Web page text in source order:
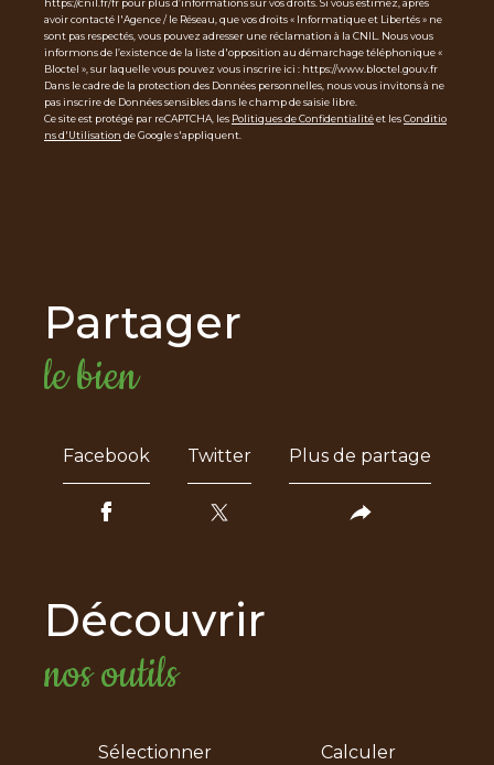
https://cnil.fr/fr pour plus d’informations sur vos droits. Si vous estimez, après
avoir contacté l'Agence / le Réseau, que vos droits « Informatique et Libertés » ne
sont pas respectés, vous pouvez adresser une réclamation à la CNIL. Nous vous
informons de l’existence de la liste d'opposition au démarchage téléphonique «
Bloctel », sur laquelle vous pouvez vous inscrire ici : https://www.bloctel.gouv.fr
Dans le cadre de la protection des Données personnelles, nous vous invitons à ne
pas inscrire de Données sensibles dans le champ de saisie libre.
Ce site est protégé par reCAPTCHA, les Politiques de Confidentialitéet lesConditio
ns d'Utilisation de Google s'appliquent.
partager
le bien
Facebook Twitter Plus de partage
découvrir
nos outils
Sélectionner Calculer